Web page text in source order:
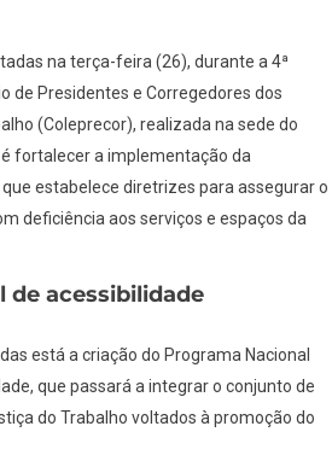
na terça-feira (26), durante a 4ª
de Presidentes e Corregedores dos
(Coleprecor), realizada na sede do
fortalecer a implementação da
estabelece diretrizes para assegurar o
deficiência aos serviços e espaços da
de acessibilidade
está a criação do Programa Nacional
que passará a integrar o conjunto de
do Trabalho voltados à promoção do